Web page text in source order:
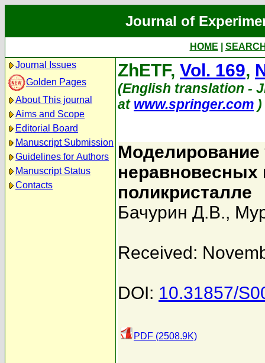
Journal of
HOME
Journal Issues
Golden Pages
About This journal
Aims and Scope
Editorial Board
Manuscript Submission
Guidelines for Authors
Manuscript Status
Contacts
ZhETF, Vol. 169,
(English translation -
at www.springer.com )
Моделирование
неравновесных
поликристалле
Бачурин Д.В.,
Received:
DOI: 10.31857/
PDF (2508.9K)